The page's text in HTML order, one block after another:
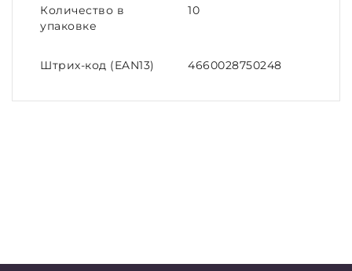
Количество в
упаковке
10
Штрих-код (EAN13) 4660028750248